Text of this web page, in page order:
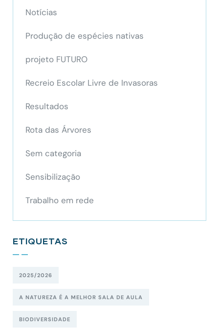
Notícias
Produção de espécies nativas
projeto FUTURO
Recreio Escolar Livre de Invasoras
Resultados
Rota das Árvores
Sem categoria
Sensibilização
Trabalho em rede
ETIQUETAS
2025/2026
A NATUREZA É A MELHOR SALA DE AULA
BIODIVERSIDADE